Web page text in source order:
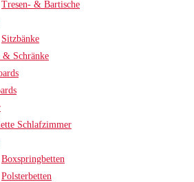
Tresen- & Bartische
Sitzbänke
& Schränke
Schlafzimmer
Boxspringbetten
Polsterbetten